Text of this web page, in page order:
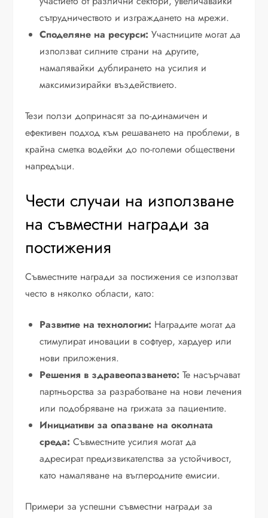
сътрудничеството и изграждането на мрежи.
Споделяне на ресурси: Участниците могат да
използват силните страни на другите,
намалявайки дублирането на усилия и
максимизирайки въздействието.
Тези ползи допринасят за по-динамичен и
ефективен подход към решаването на проблеми, в
крайна сметка водейки до по-големи обществени
напредъци.
Чести случаи на използване
на съвместни награди за
постижения
Съвместните награди за постижения се използват
често в няколко области, като:
Развитие на технологии: Наградите могат да
стимулират иновации в софтуер, хардуер или
нови приложения.
Решения в здравеопазването: Те насърчават
партньорства за разработване на нови лечения
или подобряване на грижата за пациентите.
Инициативи за опазване на околната
среда: Съвместните усилия могат да
адресират предизвикателства за устойчивост,
като намаляване на въглеродните емисии.
Примери за успешни съвместни награди за